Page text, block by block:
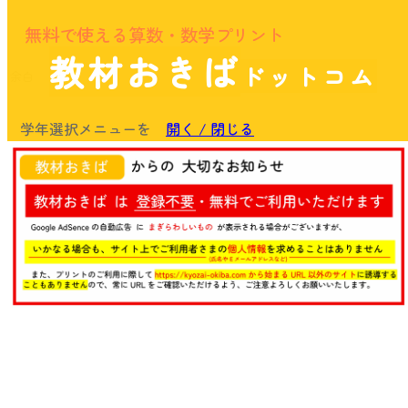
無料で使える算数・数学プリント
教材おきば ドットコム
学年選択メニューを 開く / 閉じる